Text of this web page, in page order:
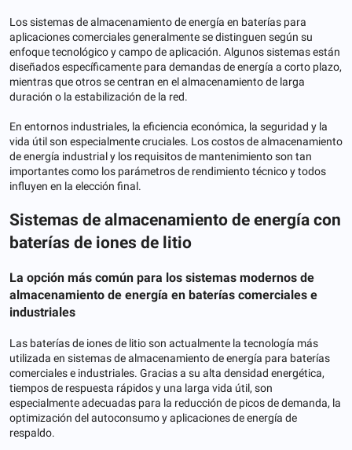
Los sistemas de almacenamiento de energía en baterías para
aplicaciones comerciales generalmente se distinguen según su
enfoque tecnológico y campo de aplicación. Algunos sistemas están
diseñados específicamente para demandas de energía a corto plazo,
mientras que otros se centran en el almacenamiento de larga
duración o la estabilización de la red.
En entornos industriales, la eficiencia económica, la seguridad y la
vida útil son especialmente cruciales. Los costos de almacenamiento
de energía industrial y los requisitos de mantenimiento son tan
importantes como los parámetros de rendimiento técnico y todos
influyen en la elección final.
Sistemas de almacenamiento de energía con
baterías de iones de litio
La opción más común para los sistemas modernos de
almacenamiento de energía en baterías comerciales e
industriales
Las baterías de iones de litio son actualmente la tecnología más
utilizada en sistemas de almacenamiento de energía para baterías
comerciales e industriales. Gracias a su alta densidad energética,
tiempos de respuesta rápidos y una larga vida útil, son
especialmente adecuadas para la reducción de picos de demanda, la
optimización del autoconsumo y aplicaciones de energía de
respaldo.